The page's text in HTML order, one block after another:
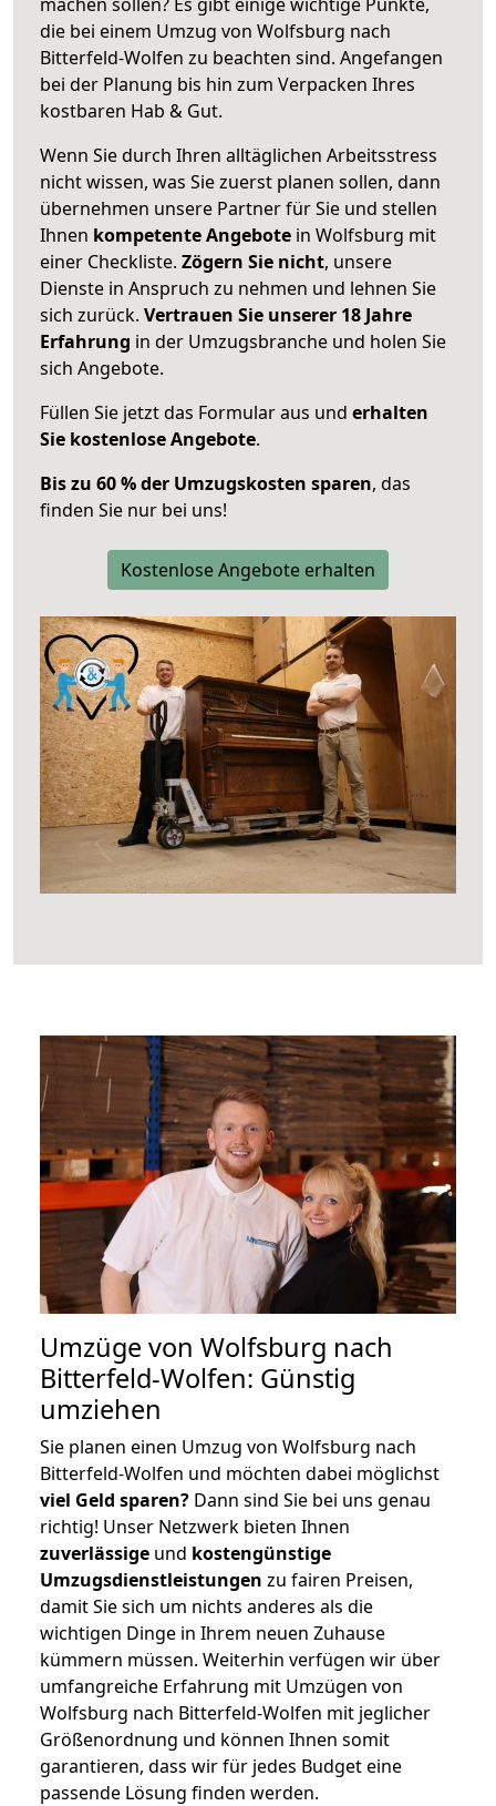
die bei einem Umzug von Wolfsburg nach
Bitterfeld-Wolfen zu beachten sind. Angefangen
bei der Planung bis hin zum Verpacken Ihres
kostbaren Hab & Gut.
Wenn Sie durch Ihren alltäglichen Arbeitsstress
nicht wissen, was Sie zuerst planen sollen, dann
übernehmen unsere Partner für Sie und stellen
Ihnen kompetente Angebote in Wolfsburg mit
einer Checkliste. Zögern Sie nicht, unsere
Dienste in Anspruch zu nehmen und lehnen Sie
sich zurück. Vertrauen Sie unserer 18 Jahre
Erfahrung in der Umzugsbranche und holen Sie
sich Angebote.
Füllen Sie jetzt das Formular aus und erhalten
Sie kostenlose Angebote.
Bis zu 60 % der Umzugskosten sparen, das
finden Sie nur bei uns!
Kostenlose Angebote erhalten
Umzüge von Wolfsburg nach
Bitterfeld-Wolfen: Günstig
umziehen
Sie planen einen Umzug von Wolfsburg nach
Bitterfeld-Wolfen und möchten dabei möglichst
viel Geld sparen? Dann sind Sie bei uns genau
richtig! Unser Netzwerk bieten Ihnen
zuverlässige und kostengünstige
Umzugsdienstleistungen zu fairen Preisen,
damit Sie sich um nichts anderes als die
wichtigen Dinge in Ihrem neuen Zuhause
kümmern müssen. Weiterhin verfügen wir über
umfangreiche Erfahrung mit Umzügen von
Wolfsburg nach Bitterfeld-Wolfen mit jeglicher
Größenordnung und können Ihnen somit
garantieren, dass wir für jedes Budget eine
passende Lösung finden werden.